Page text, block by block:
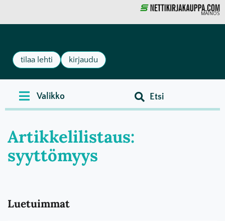
MAINOS
tilaa lehti kirjaudu
Artikkelilistaus:
syyttömyys
Luetuimmat